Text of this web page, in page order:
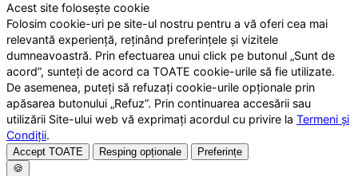
Acest site folosește cookie
Folosim cookie-uri pe site-ul nostru pentru a vă oferi cea mai
relevantă experiență, reținând preferințele și vizitele
dumneavoastră. Prin efectuarea unui click pe butonul „Sunt de
acord”, sunteți de acord ca TOATE cookie-urile să fie utilizate.
De asemenea, puteți să refuzați cookie-urile opționale prin
apăsarea butonului „Refuz”. Prin continuarea accesării sau
utilizării Site-ului web vă exprimați acordul cu privire la Termeni și
Condiții.
Accept TOATE Resping opționale
Preferințe
🍪